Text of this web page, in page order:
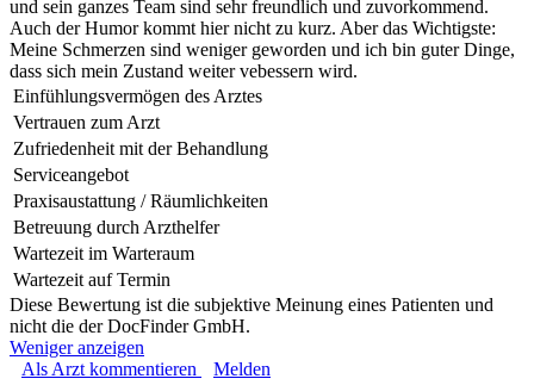
und sein ganzes Team sind sehr freundlich und zuvorkommend.
Auch der Humor kommt hier nicht zu kurz. Aber das Wichtigste:
Meine Schmerzen sind weniger geworden und ich bin guter Dinge,
dass sich mein Zustand weiter vebessern wird.
Einfühlungsvermögen des Arztes
Vertrauen zum Arzt
Zufriedenheit mit der Behandlung
Serviceangebot
Praxisaustattung / Räumlichkeiten
Betreuung durch Arzthelfer
Wartezeit im Warteraum
Wartezeit auf Termin
Diese Bewertung ist die subjektive Meinung eines Patienten und
nicht die der DocFinder GmbH.
Weniger anzeigen
Als Arzt kommentieren
Melden